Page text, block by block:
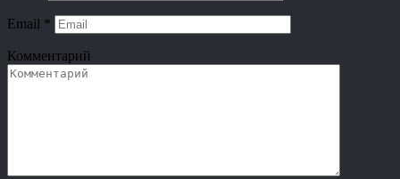
Email *
Комментарий